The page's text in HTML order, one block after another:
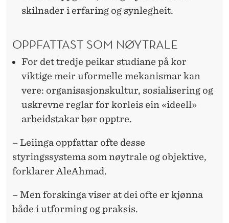
skilnader i erfaring og synlegheit.
OPPFATTAST SOM NØYTRALE
For det tredje peikar studiane på kor
viktige meir uformelle mekanismar kan
vere: organisasjonskultur, sosialisering og
uskrevne reglar for korleis ein «ideell»
arbeidstakar bør opptre.
– Leiinga oppfattar ofte desse
styringssystema som nøytrale og objektive,
forklarer AleAhmad.
– Men forskinga viser at dei ofte er kjønna
både i utforming og praksis.